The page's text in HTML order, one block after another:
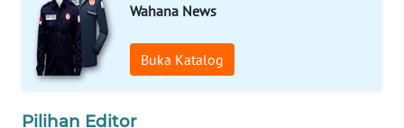
Wahana News
Buka Katalog
Pilihan Editor
METRO
SIANTAR
NEWS
MEDAN